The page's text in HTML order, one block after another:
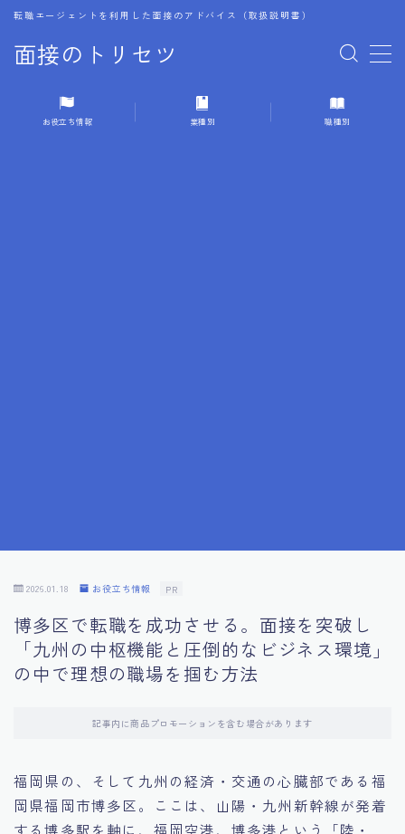
面接のトリセツ
転職エージェントを利用した面接のアドバイス（取扱説明書）
MENU
1.成功する面接戦略
10.フィードバックを活用する方法
11.オンライン面接の成功への鍵
12.転職先企業の文化を深く理解する
14.キャリアアップのための面接戦略
お役立ち情報 業種別 職種別
2026.01.18 お役立ち情報 PR
博多区で転職を成功させる。面接を突破し
「九州の中枢機能と圧倒的なビジネス環境」
の中で理想の職場を掴む方法
記事内に商品プロモーションを含む場合があります
福岡県の、そして九州の経済・交通の心臓部である福
岡県福岡市博多区。ここは、山陽・九州新幹線が発着
する博多駅を軸に、福岡空港、博多港という「陸・